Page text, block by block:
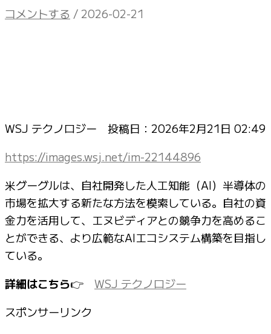
コメントする / 2026-02-21
WSJ テクノロジー 投稿日： 2026年2月21日 02:49
https://images.wsj.net/im-22144896
米グーグルは、自社開発した人工知能（AI）半導体の
市場を拡大する新たな方法を模索している。自社の資
金力を活用して、エヌビディアとの競争力を高めるこ
とができる、より広範なAIエコシステム構築を目指し
ている。
詳細はこちら👉 WSJ テクノロジー
スポンサーリンク